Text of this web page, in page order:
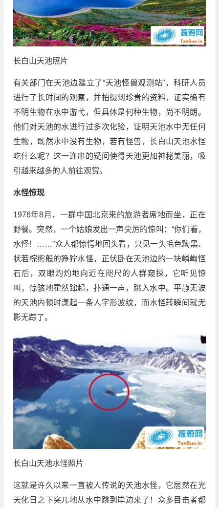
长白山天池照片
有关部门在天池边建立了“天池怪兽观测站”，科研人员
进行了长时间的观察，并拍摄到珍贵的资料，证实确有
不明生物在水中游弋，但具体是何种生物，尚不明朗。
他们对天池的水进行过多次化验，证明天池水中无任何
生物，既然水中没有生物，若有怪兽，长白山天池水怪
吃什么呢？这一连串的疑问使得天池更加神秘美丽，吸
引越来越多的人前往观赏。
水怪惊现
1976年8月，一群中国北京来的旅游者席地而坐，正在
野餐。突然，一个姑娘发出一声尖厉的惊叫：“你们看，
水怪！……”众人都惊愕地回头看，只见一头毛色黝黑、
状若棕熊般的狰狞水怪，正伏卧在天池边的一块嶙峋怪
石后，双眼灼灼地向近在咫尺的人群窥探，它听见惊
叫，惊骇地霍然蹿起，扑通一声，跳入水中。平静无波
的天池内顿时漾起一条人字形波纹，而水怪转瞬间就无
影无踪了。
长白山天池水怪照片
这就是许久以来一直被人传说的天池水怪，它居然在光
天化日之下突兀地从水中跳到岸边来了！众多目击者都